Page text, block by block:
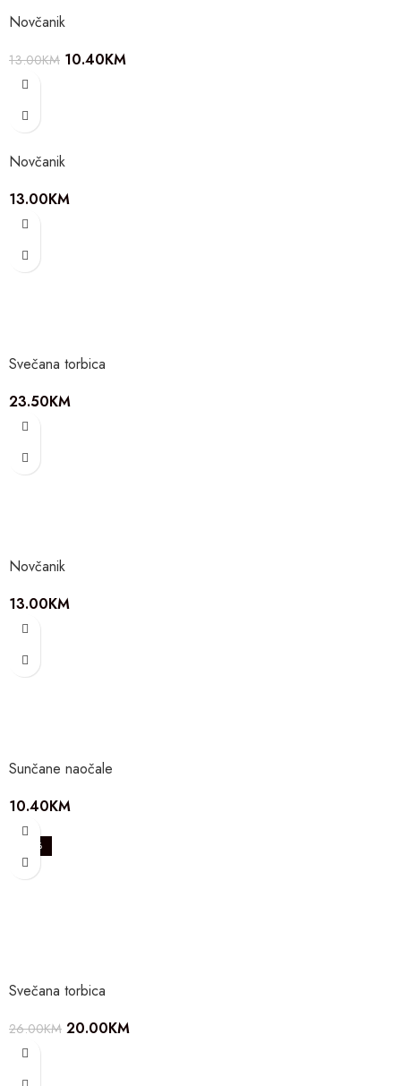
Novčanik
13.00KM 10.40KM
Novčanik
13.00KM
Svečana torbica
23.50KM
Novčanik
13.00KM
Sunčane naočale
10.40KM
-23%
Svečana torbica
26.00KM 20.00KM